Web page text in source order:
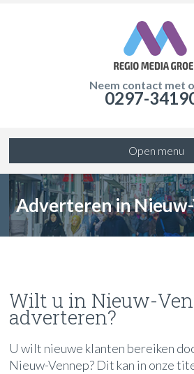
Neem contact met
0297-
Open menu
Adverteren in
Wilt u in Nieuw-
adverteren?
U wilt nieuwe klanten bereiken
Nieuw-Vennep? Dit kan in onze